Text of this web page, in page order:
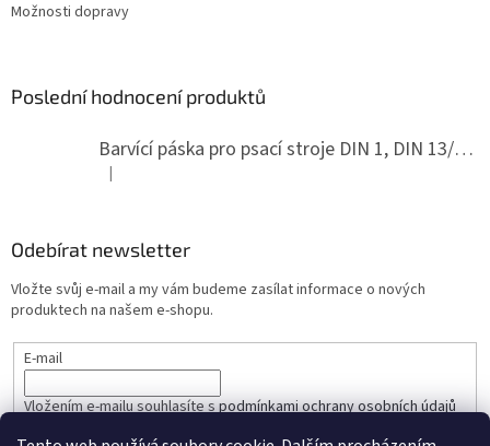
Možnosti dopravy
Poslední hodnocení produktů
Barvící páska pro psací stroje DIN 1, DIN 13/10, LAND, PA červenočerná
Hodnocení produktu je 5 z 5 hvězdiček.
|
Odebírat newsletter
Vložte svůj e-mail a my vám budeme zasílat informace o nových
produktech na našem e-shopu.
E-mail
Vložením e-mailu souhlasíte spodmínkami ochrany osobních údajů